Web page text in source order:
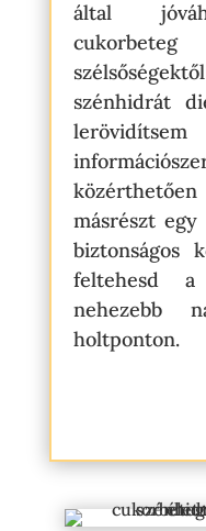
által
cukorbeteg
szénhidrát
másrészt egy
biztonságos
feltehesd
nehezebb
holtponton.